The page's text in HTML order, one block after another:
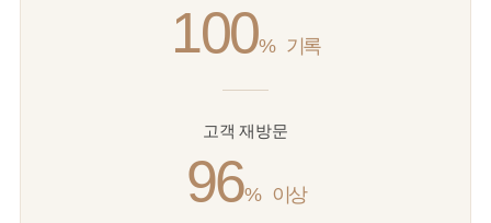
100% 기록
고객 재방문
96% 이상